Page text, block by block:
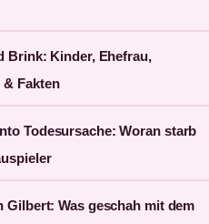
Brink: Kinder, Ehefrau,
Fakten
Todesursache: Woran starb
Gilbert: Was geschah mit dem